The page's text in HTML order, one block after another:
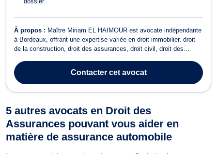
À propos : Maître Miriam EL HAIMOUR est avocate indépendante
à Bordeaux, offrant une expertise variée en droit immobilier, droit
de la construction, droit des assurances, droit civil, droit des
: Droit des Assurances : litiges en assurance habitation,
automobile et co...
Contactercet avocat
5 autres avocats en Droit des
Assurances pouvant vous aider en
matière de assurance automobile